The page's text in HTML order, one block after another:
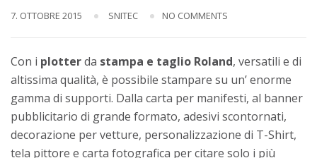
7. OTTOBRE 2015 SNITEC NO COMMENTS
Con i plotterda stampa e taglio Roland, versatili e di
altissima qualità, è possibile stampare su un’ enorme
gamma di supporti. Dalla carta per manifesti, al banner
pubblicitario di grande formato, adesivi scontornati,
decorazione per vetture, personalizzazione di T-Shirt,
tela pittore e carta fotografica per citare solo i più